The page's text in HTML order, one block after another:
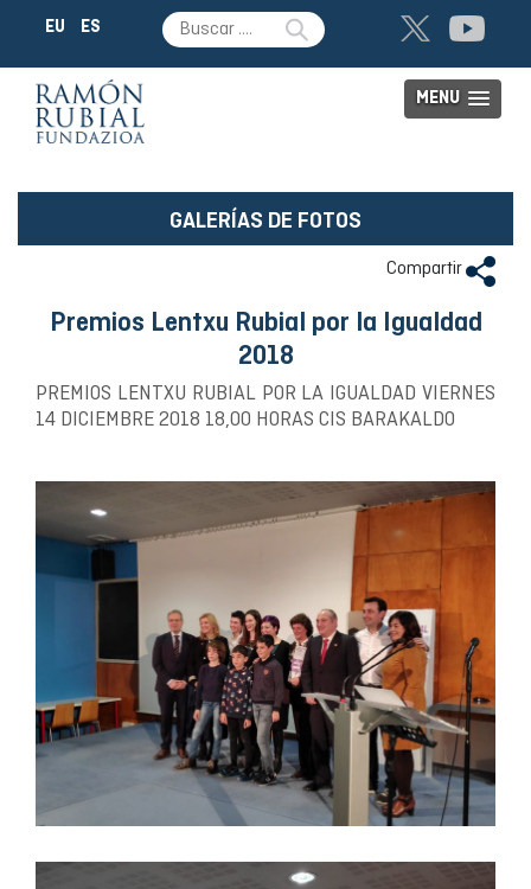
EU ES
MENU
GALERÍAS DE FOTOS
Compartir
Premios Lentxu Rubial por la Igualdad
2018
PREMIOS LENTXU RUBIAL POR LA IGUALDAD VIERNES
14 DICIEMBRE 2018 18,00 HORAS CIS BARAKALDO